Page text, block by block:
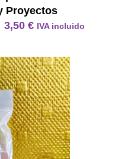
Proyectos
3,50 € IVA incluido